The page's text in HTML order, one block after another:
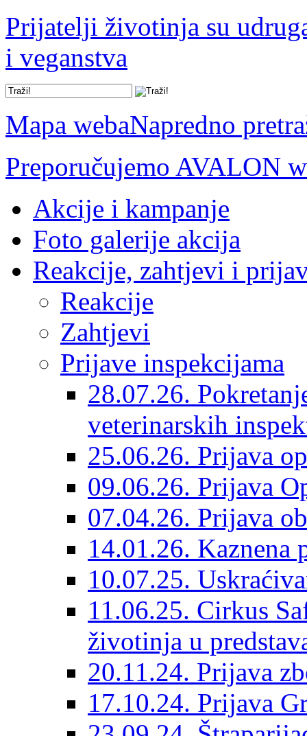
Prijatelji životinja su
i veganstva
Mapa webaNapredno
Preporučujemo AVALON
Akcije i kampanje
Foto galerije akcija
Reakcije, zahtjevi i
Reakcije
Zahtjevi
Prijave inspekcijama
28.07.26.
veterinarskih
25.06.26. Prijava
09.06.26. Prijava
07.04.26. Prijava
14.01.26. Kaznena
10.07.25.
11.06.25. Cirkus
životinja u
20.11.24. Prijava
17.10.24. Prijava